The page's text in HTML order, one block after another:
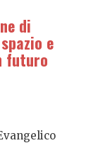
di
e
futuro